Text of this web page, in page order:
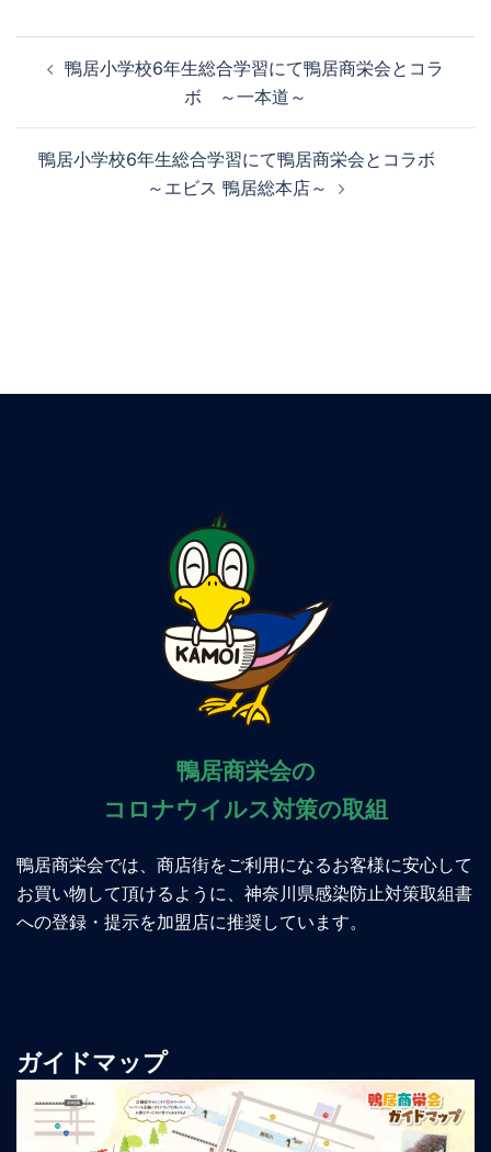
鴨居小学校6年生総合学習にて鴨居商栄会とコラ
ボ ～一本道～
鴨居小学校6年生総合学習にて鴨居商栄会とコラボ
～エビス 鴨居総本店～
鴨居商栄会の
コロナウイルス対策の取組
鴨居商栄会では、商店街をご利用になるお客様に安心して
お買い物して頂けるように、神奈川県感染防止対策取組書
への登録・提示を加盟店に推奨しています。
ガイドマップ